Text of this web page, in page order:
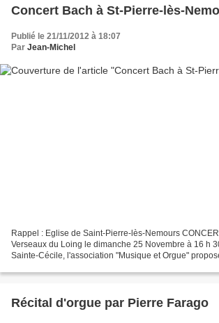
Concert Bach à St-Pierre-lès-
Publié le 21/11/2012 à 18:07
Par Jean-Michel
Rappel : Eglise de Saint-Pierre-lès-Nemours
Verseaux du Loing le dimanche 25 Novembre à 16 h
Sainte-Cécile, l'association "Musique et Orgue"
Récital d'orgue par Pierre Farago